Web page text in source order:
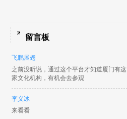
留言板
飞鹏展翅
之前没听说，通过这个平台才知道厦门有这
家文化机构，有机会去参观
李义冰
来看看